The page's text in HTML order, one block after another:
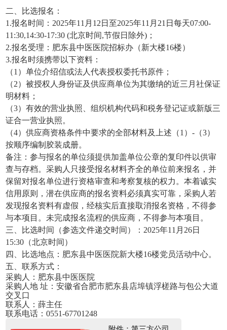
二、比选报名：
1.报名时间： 2025年11 月 12 日至2025年11 月 21 日每天07:00-
1 1 :30,14:30-17:30 (北京时间,节假日除外)；
2.报名受理 ： 肥东县中医医院招标办（新大楼16楼）
3.报名时须携带以下资料：
（1）单位介绍信或法人代表授权委托书原件；
（2）被授权人身份证及供应商单位为其缴纳的近三月社保证
明材料；
（3）有效的营业执照、组织机构代码和税务登记证或新版三
证合一营业执照。
（4）供应商资格条件中要求的全部材料及上述（1）-（3）
按顺序编制胶装成册。
备注：参与报名的单位须提供加盖单位公章的复印件以供审
查与存档。采购人只接受报名材料齐全的单位前来报名，并
保留对报名单位进行资格审查和考察复核的权力。本着诚实
信用原则，潜在供应商的报名资料必须真实可靠，采购人若
发现报名资料有虚假，经核实后直接取消报名资格，不得参
与本项目。 未完成报名流程的供应商，不得参与本项目。
三、比选时间（参选文件递交时间）： 2025年11 月 26日
15:30 （北京时间）
四、比选地点： 肥东县中医医院新大楼16楼党员活动中心。
五、联系方式：
采购 人：肥东县中医医院
采购人地 址：安徽省合肥市肥东县店埠镇浮槎路与包公大道
交叉口
联系 人：薛主任
联系电话：0551-67701248